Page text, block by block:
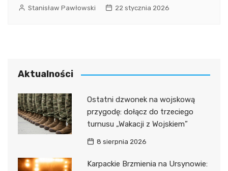
Stanisław Pawłowski 22 stycznia 2026
Aktualności
Ostatni dzwonek na wojskową
przygodę: dołącz do trzeciego
turnusu „Wakacji z Wojskiem”
8 sierpnia 2026
Karpackie Brzmienia na Ursynowie: